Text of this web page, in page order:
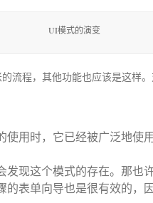
UI模式的演变
流程，其他功能也应该是这样
用时，它已经被广泛地使
现这个模式的存在。那也
表单向导也是很有效的，